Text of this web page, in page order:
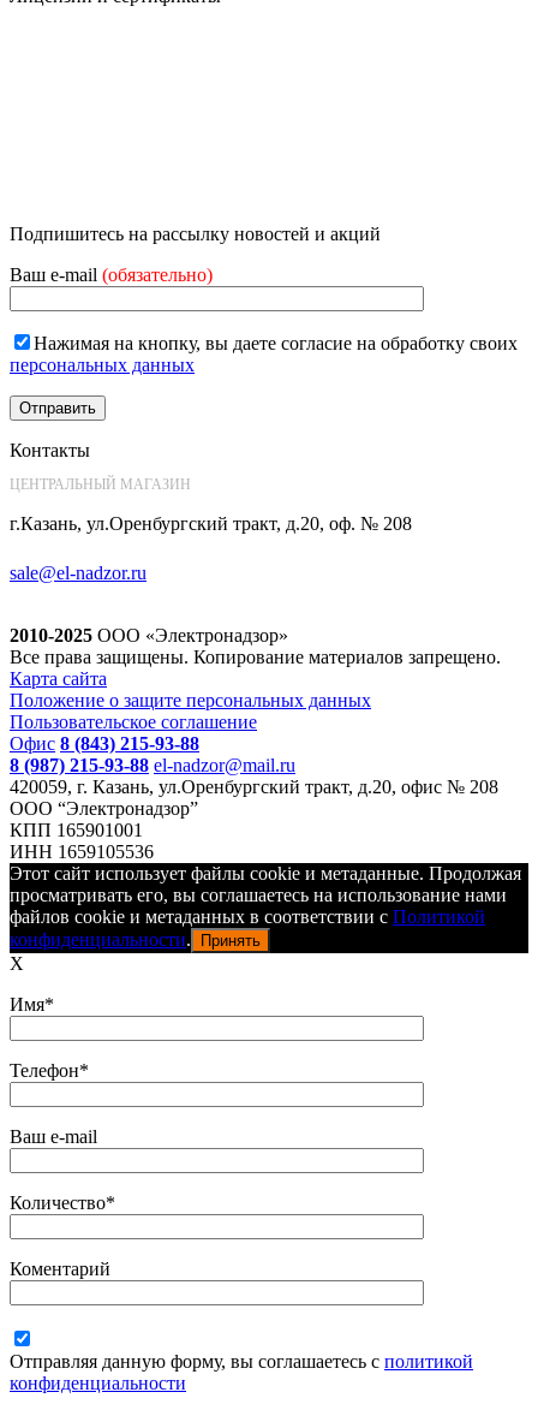
Подпишитесь на рассылку новостей и акций
Ваш e-mail (обязательно)
Нажимая на кнопку, вы даете согласие на обработку своих
персональных данных
Контакты
ЦЕНТРАЛЬНЫЙ МАГАЗИН
г.Казань, ул.Оренбургский тракт, д.20, оф. № 208
sale@el-nadzor.ru
2010-2025 ООО «Электронадзор»
Все права защищены. Копирование материалов запрещено.
Карта сайта
Положение о защите персональных данных
Пользовательское соглашение
Офис 8 (843) 215-93-88
8 (987) 215-93-88 el-nadzor@mail.ru
420059, г. Казань, ул.Оренбургский тракт, д.20, офис № 208
ООО “Электронадзор”
КПП 165901001
ИНН 1659105536
Этот сайт использует файлы cookie и метаданные. Продолжая
просматривать его, вы соглашаетесь на использование нами
файлов cookie и метаданных в соответствии с Политикой
конфиденциальности. Принять
X
Имя*
Телефон*
Ваш e-mail
Количество*
Коментарий
Отправляя данную форму, вы соглашаетесь с политикой
конфиденциальности